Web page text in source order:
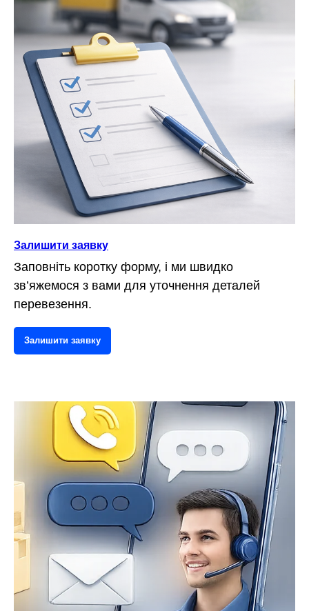
Залишити заявку
Заповніть коротку форму, і ми швидко
зв’яжемося з вами для уточнення деталей
перевезення.
Залишити заявку